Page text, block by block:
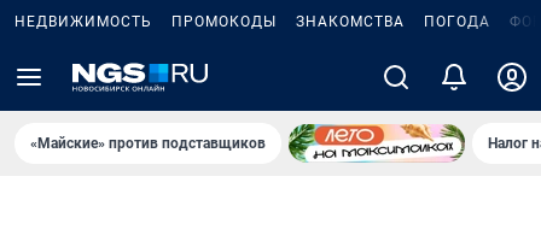
НЕДВИЖИМОСТЬ ПРОМОКОДЫ ЗНАКОМСТВА ПОГОДА
«Майские» против подставщиков Налог